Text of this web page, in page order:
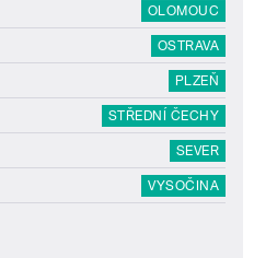
OLOMOUC
OSTRAVA
PLZEŇ
STŘEDNÍ ČECHY
SEVER
VYSOČINA